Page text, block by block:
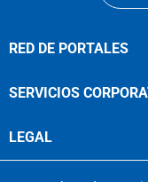
RED DE PORTALES
SERVICIOS
LEGAL